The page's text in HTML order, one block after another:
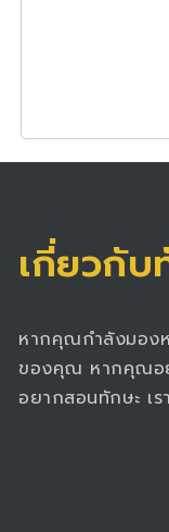
เกี่ยวกับ
หากคุณกำลังมอง
ของคุณ หากคุณอ
อยากสอนทักษะ เ